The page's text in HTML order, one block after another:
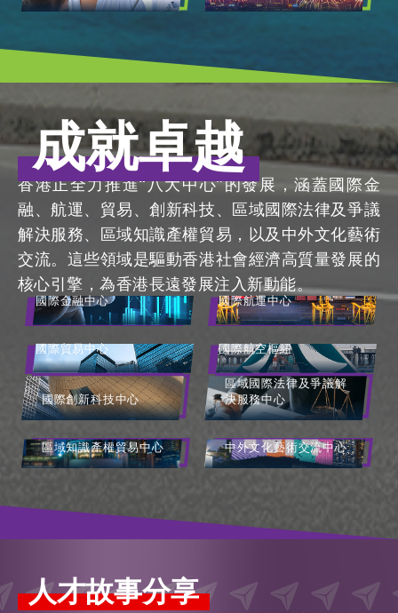
成就卓越
香港正全力推進“八大中心”的發展，涵蓋國際金
融、航運、貿易、創新科技、區域國際法律及爭議
解決服務、區域知識產權貿易，以及中外文化藝術
交流。這些領域是驅動香港社會經濟高質量發展的
核心引擎，為香港長遠發展注入新動能。
國際金融中心 國際航運中心
國際貿易中心 國際航空樞紐
國際創新科技中心
區域國際法律及爭議解
決服務中心
區域知識產權貿易中心 中外文化藝術交流中心
人才故事分享